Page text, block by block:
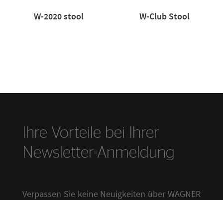
W-2020 stool W-Club Stool
Ihre Vorteile bei Ihrer
Newsletter-Anmeldung
Verpassen Sie keine Neuigkeiten über WAGNER